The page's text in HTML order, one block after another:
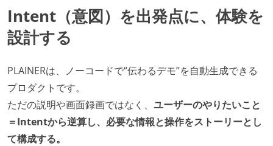
Intent（意図）を出発点に、体験を
設計する
PLAINERは、ノーコードで“伝わるデモ”を自動生成できる
プロダクトです。
ただの説明や画面録画ではなく、 ユーザーのやりたいこと
＝Intentから逆算し、必要な情報と操作をストーリーとし
て構成する。